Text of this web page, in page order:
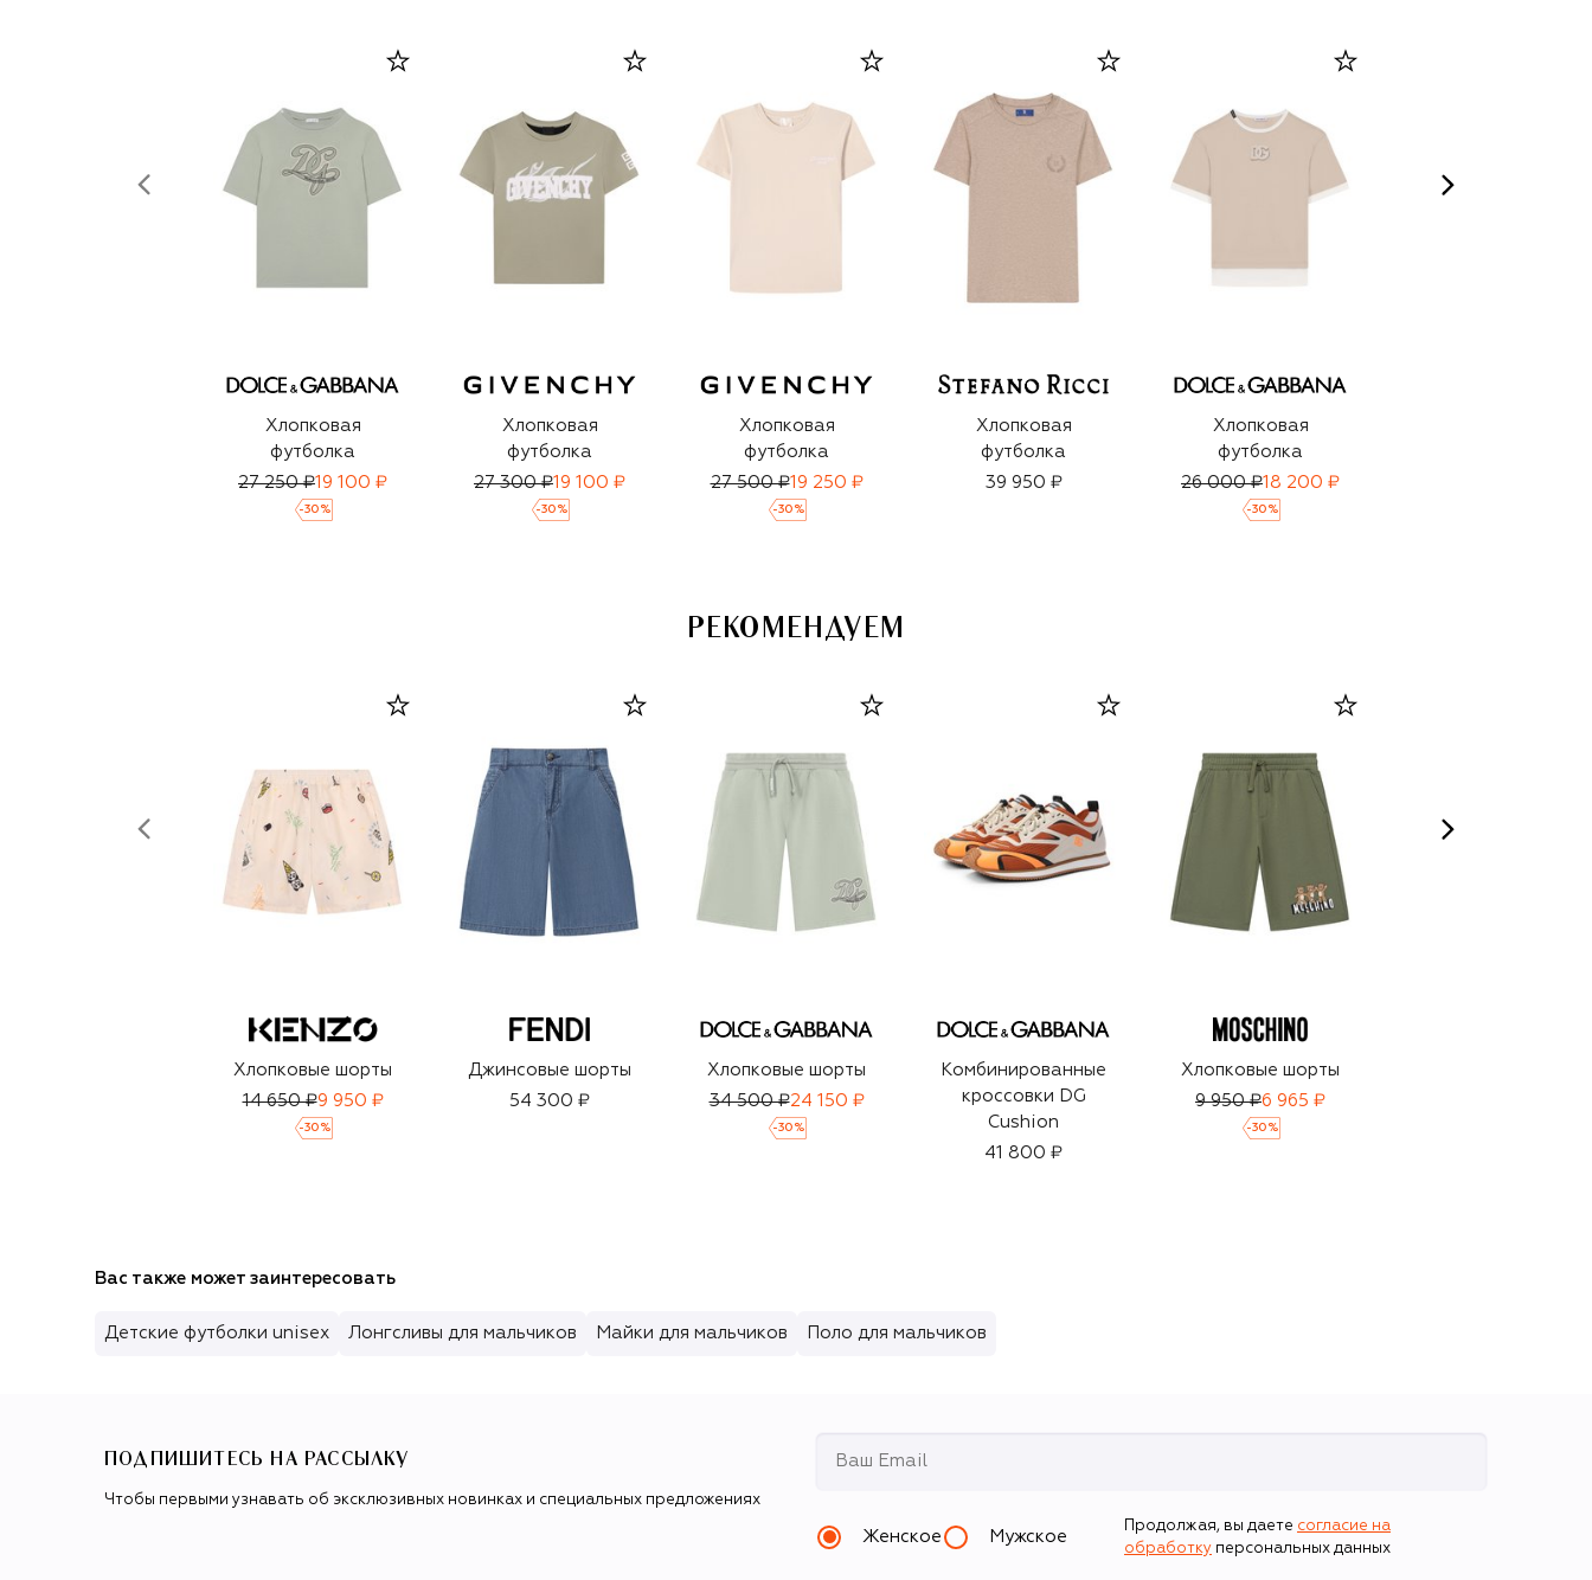
Хлопковая
футболка
27 250 ₽19 100 ₽
-30 %
Хлопковая
футболка
27 300 ₽19 100 ₽
-30 %
Хлопковая
футболка
27 500 ₽19 250 ₽
-30 %
Хлопковая
футболка
39 950 ₽
Хлопковая
футболка
26 000 ₽18 200 ₽
-30 %
РЕКОМЕНДУЕМ
Хлопковые шорты
14 650 ₽9 950 ₽
-30 %
Джинсовые шорты
54 300 ₽
Хлопковые шорты
34 500 ₽24 150 ₽
-30 %
Комбинированные
кроссовки DG
Cushion
41 800 ₽
Хлопковые шорты
9 950 ₽6 965 ₽
-30 %
Вас также может заинтересовать
Детские футболки unisex Лонгсливы для мальчиков Майки для мальчиков Поло для мальчиков
ПОДПИШИТЕСЬ НА РАССЫЛКУ
Чтобы первыми узнавать об эксклюзивных новинках и специальных предложениях
Женское Мужское
Продолжая, вы даете согласие на
обработку персональных данных